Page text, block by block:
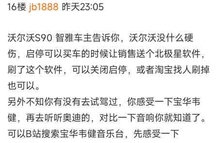
16楼 jb1888 昨天23:05
沃尔沃S90 智雅车主告诉你，沃尔沃没什么硬
伤，启停可以买车的时候让销售送个北极星软件，
刷了这个软件，可以关闭启停，或者淘宝找人刷掉
也可以。
另外不知你有没有去试驾过，你感受一下宝华韦
健，再去听听奥迪的，对比一下音响你就知道了。
可以B站搜索宝华韦健音乐台，先感受一下